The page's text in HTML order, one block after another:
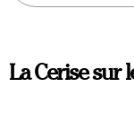
La Cerise sur